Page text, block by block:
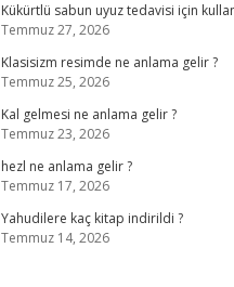
Kükürtlü sabun uyuz tedavisi için
Temmuz 27, 2026
Klasisizm resimde ne anlama gelir ?
Temmuz 25, 2026
Kal gelmesi ne anlama gelir ?
Temmuz 23, 2026
hezl ne anlama gelir ?
Temmuz 17, 2026
Yahudilere kaç kitap indirildi ?
Temmuz 14, 2026